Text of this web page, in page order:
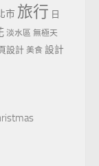
市 旅行 日
淡水區 無極天
設計 美食 設計